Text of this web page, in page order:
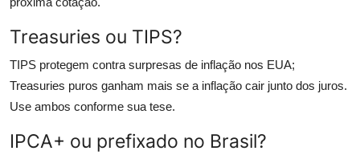
Treasuries ou TIPS?
TIPS protegem contra surpresas de inflação nos EUA;
Treasuries puros ganham mais se a inflação cair junto dos juros.
Use ambos conforme sua tese.
IPCA+ ou prefixado no Brasil?